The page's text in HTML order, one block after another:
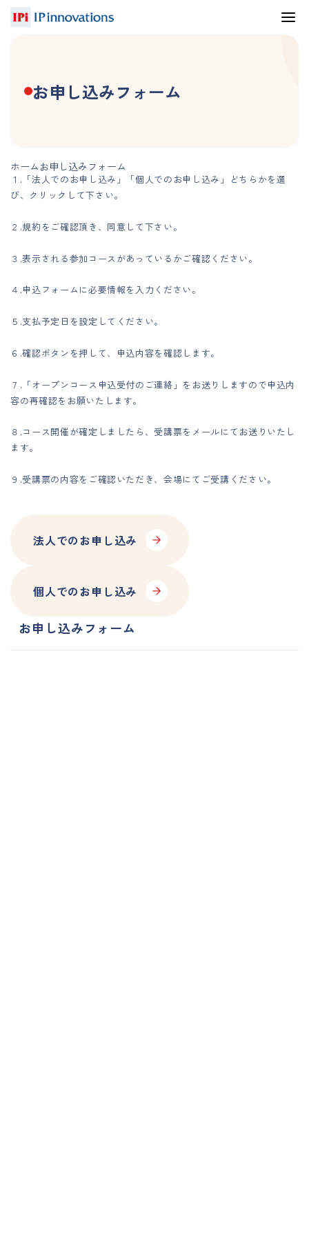
お申し込みフォーム
ホーム お申し込みフォーム
お申し込みフォーム
１.「法人でのお申し込み」「個人でのお申し込み」どちらかを選
び、クリックして下さい。
２.規約をご確認頂き、同意して下さい。
３.表示される参加コースがあっているかご確認ください。
４.申込フォームに必要情報を入力ください。
５.支払予定日を設定してください。
６.確認ボタンを押して、申込内容を確認します。
７.「オープンコース申込受付のご連絡」をお送りしますので申込内
容の再確認をお願いたします。
８.コース開催が確定しましたら、受講票をメールにてお送りいたし
ます。
９.受講票の内容をご確認いただき、会場にてご受講ください。
法人でのお申し込み
個人でのお申し込み